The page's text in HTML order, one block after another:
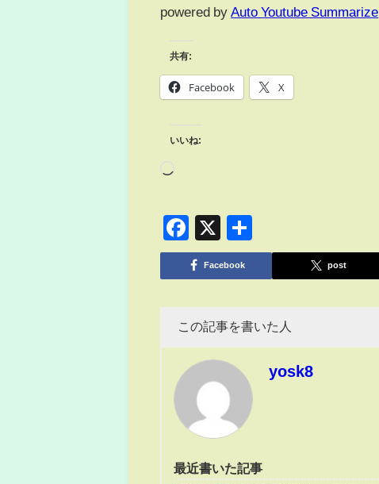
powered by Auto Youtube Summarize
共有:
Facebook X
いいね:
Facebook
X
有
Facebook post
この記事を書いた人
yosk8
最近書いた記事